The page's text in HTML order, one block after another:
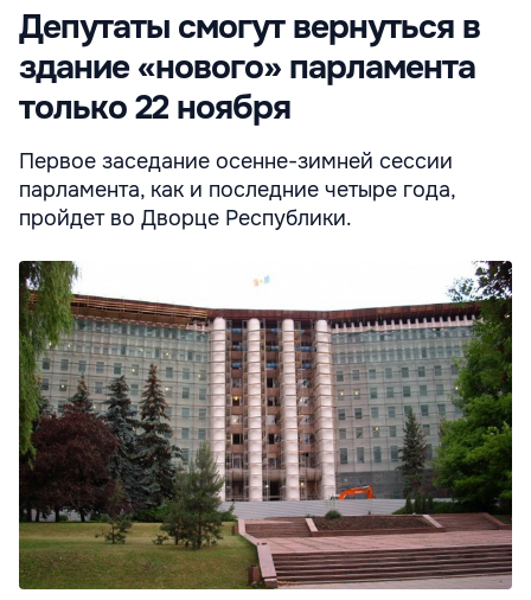
Депутаты смогут вернуться в
здание «нового» парламента
только 22 ноября
Первое заседание осенне-зимней сессии
парламента, как и последние четыре года,
пройдет во Дворце Республики.